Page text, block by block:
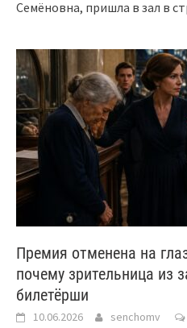
Семёновна, пришла в зал в
Премия отменена на
почему зрительница из
билетёрши
10.06.2026 senchomv